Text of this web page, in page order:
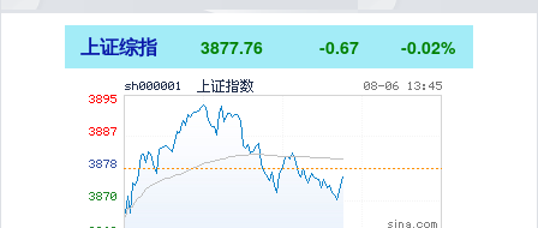
上证综指 3877.76 -0.67 -0.02%